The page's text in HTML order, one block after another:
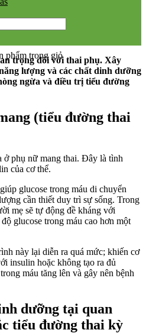
phẩm trong giỏ
trọng đối với thai phụ. Xây
lượng và các chất dinh dưỡng
ngừa và điều trị tiểu đường
(tiểu đường thai
ở phụ nữ mang thai. Đây là tình
của cơ thể.
glucose trong máu di chuyển
cần thiết duy trì sự sống. Trong
mẹ sẽ tự động đề kháng với
glucose trong máu cao hơn một
này lại diễn ra quá mức; khiến cơ
insulin hoặc không tạo ra đủ
máu tăng lên và gây nên bệnh
dưỡng tại quan
tiểu đường thai kỳ